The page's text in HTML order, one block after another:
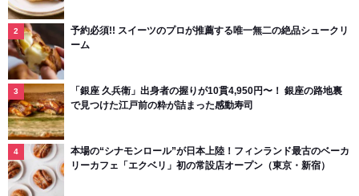
予約必須!! スイーツのプロが推薦する唯一無二の絶品シュークリ
ーム
「銀座 久兵衛」出身者の握りが10貫4,950円〜！ 銀座の路地裏
で見つけた江戸前の粋が詰まった感動寿司
本場の“シナモンロール”が日本上陸！フィンランド最古のベーカ
リーカフェ「エクベリ」初の常設店オープン（東京・新宿）